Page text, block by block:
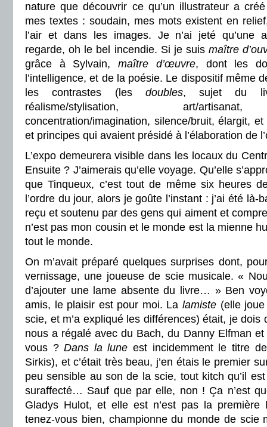
nature que découvrir ce qu’un illustrateur a
mes textes : soudain, mes mots existent en
l’air et dans les images. Je n’ai jeté qu’une
regarde, oh le bel incendie. Si je suismaître
grâce à Sylvain, maître d’œuvre, dont les
l’intelligence, et de la poésie. Le dispositif même
les contrastes (les doubles, sujet du
réalisme/stylisation, art/
concentration/imagination, silence/bruit, élargit,
et principes qui avaient présidé à l’élaboration de
L’expo demeurera visible dans les locaux du
Ensuite ? J’aimerais qu’elle voyage. Qu’elle
que Tinqueux, c’est tout de même six heures
l’ordre du jour, alors je goûte l’instant : j’ai été
reçu et soutenu par des gens qui aiment et
n’est pas mon cousin et le monde est la mienne
tout le monde.
On m’avait préparé quelques surprises dont,
vernissage, une joueuse de scie musicale. «
d’ajouter une lame absente du livre… » Ben
amis, le plaisir est pour moi. La lamiste(elle joue
scie, et m’a expliqué les différences) était, je dois
nous a régalé avec du Bach, du Danny Elfman
vous ?Dans la lune est incidemment le titre
Sirkis), et c’était très beau, j’en étais le premier
peu sensible au son de la scie, tout kitch qu’il
suraffecté… Sauf que par elle, non ! Ça n’est
Gladys Hulot, et elle est n’est pas la première
tenez-vous bien, championne du monde de scie